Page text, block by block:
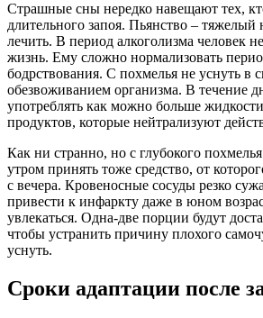
Страшные сны нередко навещают тех,
длительного запоя. Пьянство –
лечить. В период алкоголизма человек
жизнь. Ему сложно нормализовать
бодрствования. С похмелья не уснуть в
обезвоживанием организма. В течение
употреблять как можно больше
продуктов, которые нейтрализуют
Как ни странно, но с глубокого
утром принять тоже средство, от
с вечера. Кровеносные сосуды резко
привести к инфаркту даже в юном
увлекаться. Одна-две порции будут
чтобы устранить причину плохого
уснуть.
Сроки адаптации после